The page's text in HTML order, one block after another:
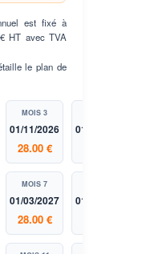
est fixé à
HT avec TVA
le plan de
MOIS 3
01/11/2026
28.00 €
01/12/2026
MOIS 7
01/03/2027
28.00 €
01/04/2027